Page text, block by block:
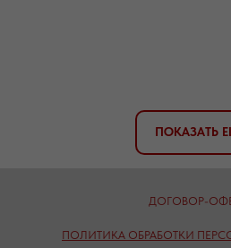
ПОКАЗАТЬ
ДОГОВОР-
ПОЛИТИКА ОБРАБОТКИ